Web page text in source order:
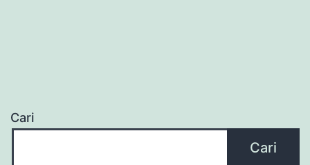
Cari
Cari